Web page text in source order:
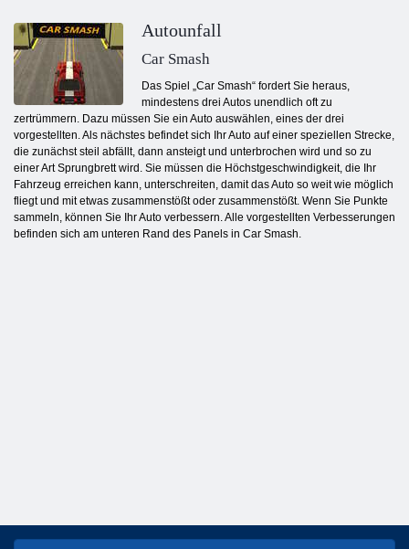
Autounfall
Car Smash
Das Spiel „Car Smash“ fordert Sie heraus,
mindestens drei Autos unendlich oft zu
zertrümmern. Dazu müssen Sie ein Auto auswählen, eines der drei
vorgestellten. Als nächstes befindet sich Ihr Auto auf einer speziellen Strecke,
die zunächst steil abfällt, dann ansteigt und unterbrochen wird und so zu
einer Art Sprungbrett wird. Sie müssen die Höchstgeschwindigkeit, die Ihr
Fahrzeug erreichen kann, unterschreiten, damit das Auto so weit wie möglich
fliegt und mit etwas zusammenstößt oder zusammenstößt. Wenn Sie Punkte
sammeln, können Sie Ihr Auto verbessern. Alle vorgestellten Verbesserungen
befinden sich am unteren Rand des Panels in Car Smash.